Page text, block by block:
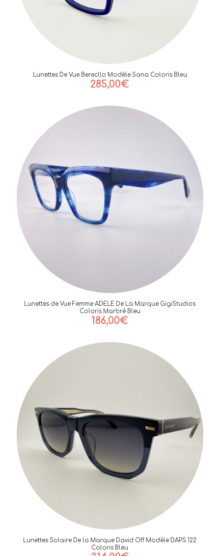
Lunettes De Vue Berecllo Modèle Sana Coloris Bleu
285,00€
Lunettes de Vue Femme ADELE De La Marque GigiStudios
Coloris Marbré Bleu
186,00€
Lunettes Solaire De la Marque David Off Modèle DAPS 122
Coloris Bleu